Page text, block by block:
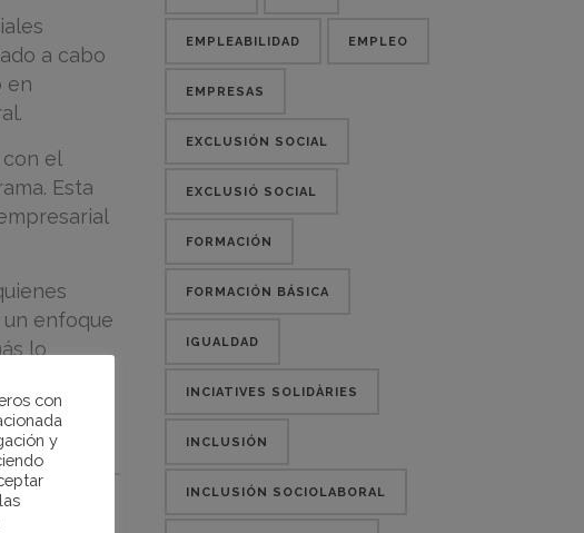
a cabo
en
el
Esta
enfoque
lo
la que
EMPLEABILIDAD EMPLEO
EMPRESAS
EXCLUSIÓN SOCIAL
EXCLUSIÓ SOCIAL
FORMACIÓN
FORMACIÓN BÁSICA
IGUALDAD
INCIATIVES SOLIDÀRIES
INCLUSIÓN
INCLUSIÓN SOCIOLABORAL
con
y